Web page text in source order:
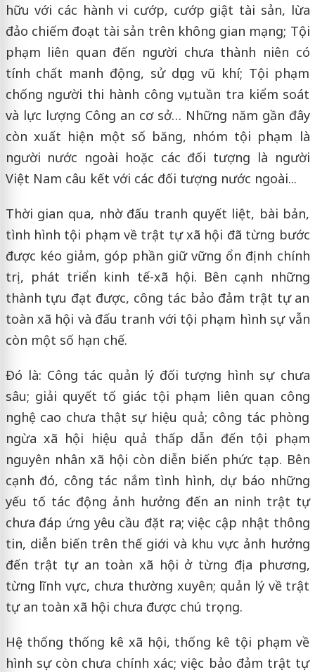
hữu với các hành vi cướp, cướp giật tài sản, lừa
đảo chiếm đoạt tài sản trên không gian mạng; Tội
phạm liên quan đến người chưa thành niên có
tính chất manh động, sử dụng vũ khí; Tội phạm
chống người thi hành công vụ, tuần tra kiểm soát
và lực lượng Công an cơ sở… Những năm gần đây
còn xuất hiện một số băng, nhóm tội phạm là
người nước ngoài hoặc các đối tượng là người
Việt Nam câu kết với các đối tượng nước ngoài...
Thời gian qua, nhờ đấu tranh quyết liệt, bài bản,
tình hình tội phạm về trật tự xã hội đã từng bước
được kéo giảm, góp phần giữ vững ổn định chính
trị, phát triển kinh tế-xã hội. Bên cạnh những
thành tựu đạt được, công tác bảo đảm trật tự an
toàn xã hội và đấu tranh với tội phạm hình sự vẫn
còn một số hạn chế.
Đó là: Công tác quản lý đối tượng hình sự chưa
sâu; giải quyết tố giác tội phạm liên quan công
nghệ cao chưa thật sự hiệu quả; công tác phòng
ngừa xã hội hiệu quả thấp dẫn đến tội phạm
nguyên nhân xã hội còn diễn biến phức tạp. Bên
cạnh đó, công tác nắm tình hình, dự báo những
yếu tố tác động ảnh hưởng đến an ninh trật tự
chưa đáp ứng yêu cầu đặt ra; việc cập nhật thông
tin, diễn biến trên thế giới và khu vực ảnh hưởng
đến trật tự an toàn xã hội ở từng địa phương,
từng lĩnh vực, chưa thường xuyên; quản lý về trật
tự an toàn xã hội chưa được chú trọng.
Hệ thống thống kê xã hội, thống kê tội phạm về
hình sự còn chưa chính xác; việc bảo đảm trật tự